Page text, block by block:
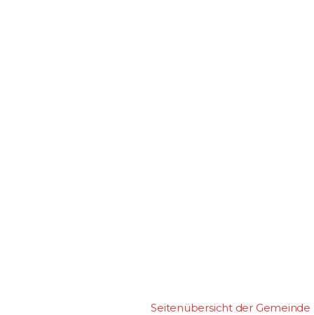
Seitenübersicht der Gemeinde